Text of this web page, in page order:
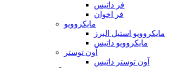
فر داتیس
فر اخوان
مایکروویو
مایکروویو استیل البرز
مایکروویو داتیس
آون توستر
آون توستر داتیس